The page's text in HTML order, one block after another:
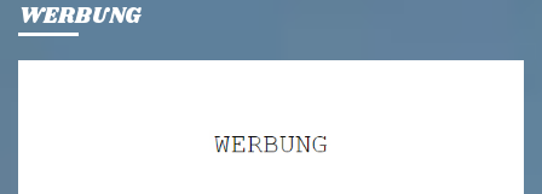
WERBUNG